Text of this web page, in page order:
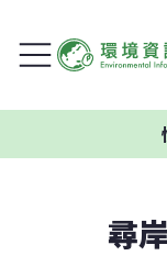
快
尋